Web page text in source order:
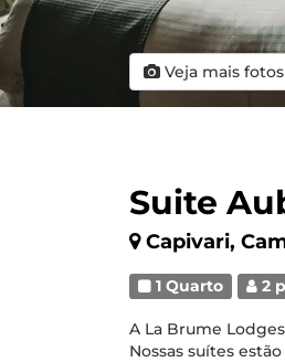
Veja mais fotos
Suite
Capivari,
1 Quarto 2
A La Brume
Nossas suítes